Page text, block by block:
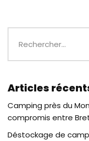
Articles
Camping près du
compromis entre
Déstockage de